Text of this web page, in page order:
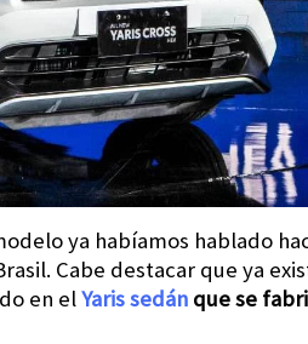
ya habíamos hablado
Cabe destacar que ya
en elYaris sedán que se